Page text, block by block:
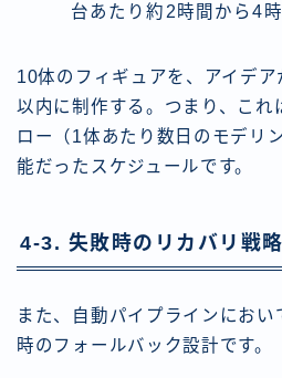
台あたり約2時間から4時
10体のフィギュアを、アイデ
以内に制作する。つまり、これ
ロー（1体あたり数日のモデリ
能だったスケジュールです。
4-3. 失敗時のリカバリ戦略
また、自動パイプラインにお
時のフォールバック設計です。